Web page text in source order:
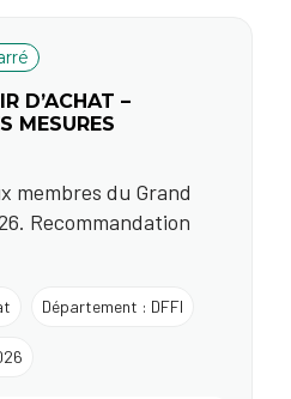
D’ACHAT –
MESURES
membres du Grand
Recommandation
Département : DFFI